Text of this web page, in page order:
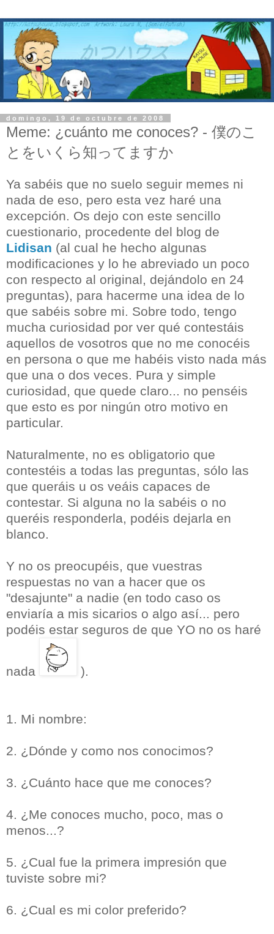
domingo, 19 de octubre de 2008
Meme: ¿cuánto me conoces? - 僕のこ
とをいくら知ってますか
Ya sabéis que no suelo seguir memes ni
nada de eso, pero esta vez haré una
excepción. Os dejo con este sencillo
cuestionario, procedente del blog de
Lidisan (al cual he hecho algunas
modificaciones y lo he abreviado un poco
con respecto al original, dejándolo en 24
preguntas), para hacerme una idea de lo
que sabéis sobre mi. Sobre todo, tengo
mucha curiosidad por ver qué contestáis
aquellos de vosotros que no me conocéis
en persona o que me habéis visto nada más
que una o dos veces. Pura y simple
curiosidad, que quede claro... no penséis
que esto es por ningún otro motivo en
particular.
Naturalmente, no es obligatorio que
contestéis a todas las preguntas, sólo las
que queráis u os veáis capaces de
contestar. Si alguna no la sabéis o no
queréis responderla, podéis dejarla en
blanco.
Y no os preocupéis, que vuestras
respuestas no van a hacer que os
"desajunte" a nadie (en todo caso os
enviaría a mis sicarios o algo así... pero
podéis estar seguros de que YO no os haré
nada ).
1. Mi nombre:
2. ¿Dónde y como nos conocimos?
3. ¿Cuánto hace que me conoces?
4. ¿Me conoces mucho, poco, mas o
menos...?
5. ¿Cual fue la primera impresión que
tuviste sobre mi?
6. ¿Cual es mi color preferido?